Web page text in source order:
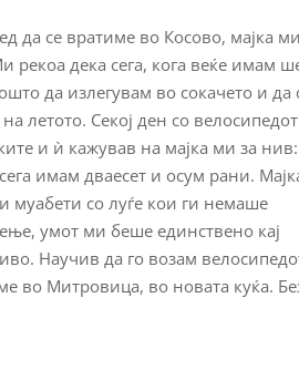
да се вратиме во Косово, мајка
рекоа дека сега, кога веќе имам
да излегувам во сокачето и да
летото. Секој ден со
и ѝ кажував на мајка ми за нив:
имам дваесет и осум рани.
со луѓе кои ги немаше
умот ми беше единствено кај
Научив да го возам
во Митровица, во новата куќа.